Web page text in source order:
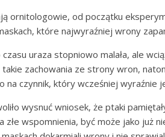
ornitologowie, od początku
które najwyraźniej wrony
uraza stopniowo malała, ale
zachowania ze strony wron,
na czynnik, który wcześniej wyraźnie
wysnuć wniosek, że ptaki
złe wspomnienia, być może jako